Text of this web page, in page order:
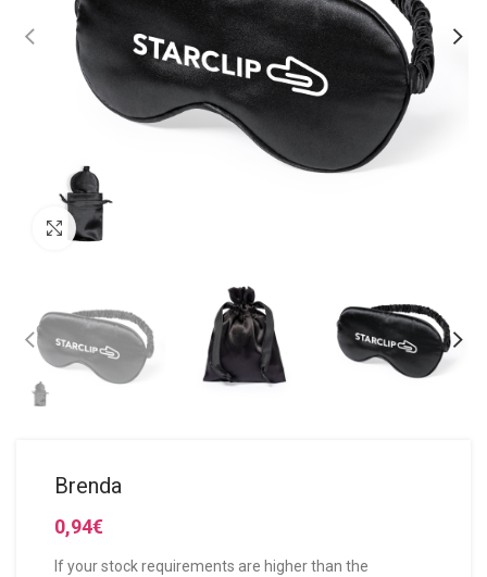
Click to enlarge
Brenda
0,94€
If your stock requirements are higher than the